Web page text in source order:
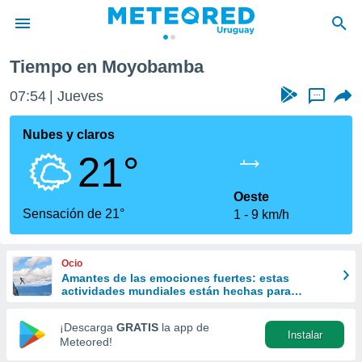
de
ha
calidad.
a este
las
y
forma
digital
basada
Tiempo en Moyobamba
07:54 Jueves ...
Nubes y claros
21°
Sensación de 21°
Oeste
1
9 km/h
Ocio
Amantes de las emociones fuertes: estas
actividades mundiales están hechas para
¡Descarga GRATIS la app de
Meteored!
Instalar